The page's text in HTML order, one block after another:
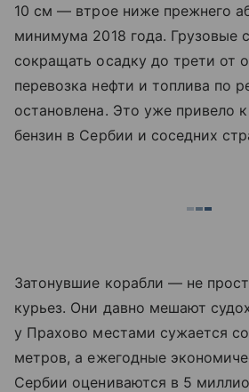
10 см — втрое ниже прежнего
минимума 2018 года. Грузовые
сокращать осадку до трети от
перевозка нефти и топлива по
остановлена. Это уже привело
бензин в Сербии и соседних
Затонувшие корабли — не
курьез. Они давно мешают
у Прахово местами сужается
метров, а ежегодные
Сербии оцениваются в 5